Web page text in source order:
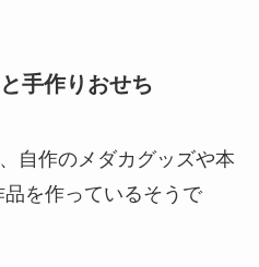
手作りおせち
自作のメダカグッズや本
を作っているそうで